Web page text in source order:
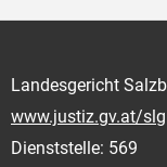
Landesgericht
www.justiz.gv.at/slg
Dienststelle: 569